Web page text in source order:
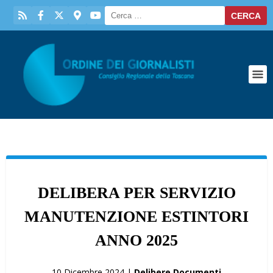
DELIBERA PER SERVIZIO
MANUTENZIONE ESTINTORI
ANNO 2025